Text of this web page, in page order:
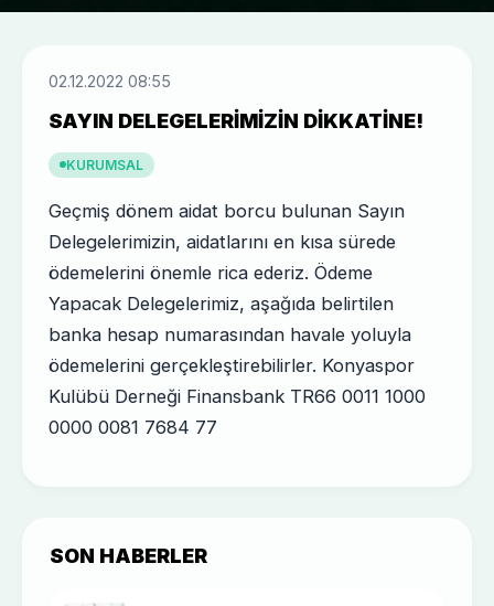
02.12.2022 08:55
SAYIN DELEGELERIMIZIN DIKKATINE!
KURUMSAL
Geçmiş dönem aidat borcu bulunan Sayın
Delegelerimizin, aidatlarını en kısa sürede
ödemelerini önemle rica ederiz. Ödeme
Yapacak Delegelerimiz, aşağıda belirtilen
banka hesap numarasından havale yoluyla
ödemelerini gerçekleştirebilirler. Konyaspor
Kulübü Derneği Finansbank TR66 0011 1000
0000 0081 7684 77
SON HABERLER